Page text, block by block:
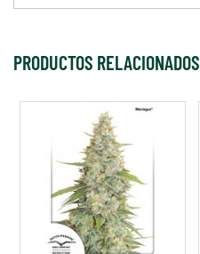
PRODUCTOS RELACIONADOS